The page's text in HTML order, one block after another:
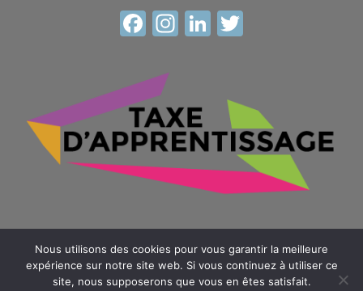
Facebook
Instagram
LinkedIn
© 2026 Sainte Anne - Saint Louis -Mentions légales-Plan du
Nous utilisons des cookies pour vous garantir la meilleure
expérience sur notre site web. Si vous continuez à utiliser ce
site, nous supposerons que vous en êtes satisfait.